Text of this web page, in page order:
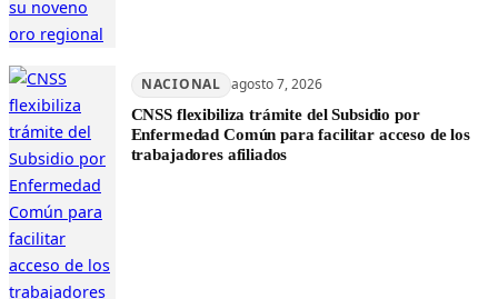
NACIONAL agosto 7, 2026
CNSS flexibiliza trámite del Subsidio por
Enfermedad Común para facilitar acceso de los
trabajadores afiliados